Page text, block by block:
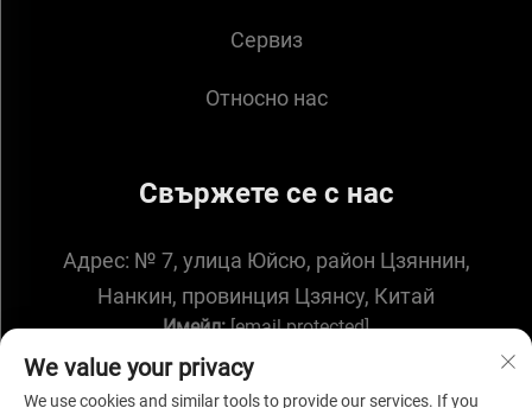
Сервиз
Относно нас
Свържете се с нас
Адрес: № 7, улица Юйсю, район Цзяннин,
Нанкин, провинция Цзянсу, Китай
Имейл: [email protected]
We value your privacy
We use cookies and similar tools to provide our services. If you